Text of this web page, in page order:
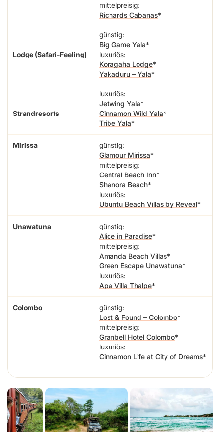
Lodge (Safari-Feeling)
Strandresorts
mittelpreisig:
Richards Cabanas
günstig:
Big Game Yala
luxuriös:
Koragaha Lodge
Yakaduru – Yala
luxuriös:
Jetwing Yala
Cinnamon Wild Yala
Tribe Yala
Mirissa
günstig:
Glamour Mirissa
mittelpreisig:
Central Beach Inn
Shanora Beach
luxuriös:
Ubuntu Beach Villas by Reveal
Unawatuna
günstig:
Alice in Paradise
mittelpreisig:
Amanda Beach Villas
Green Escape Unawatuna
luxuriös:
Apa Villa Thalpe
Colombo
günstig:
Lost & Found – Colombo
mittelpreisig:
Granbell Hotel Colombo
luxuriös:
Cinnamon Life at City of Dreams